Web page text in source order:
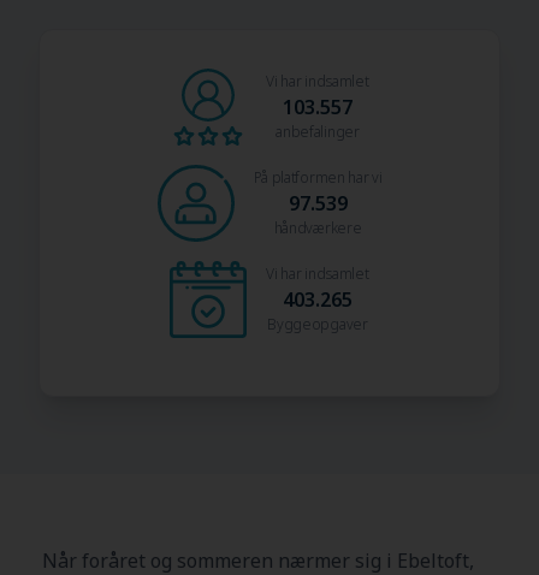
Vi har indsamlet
103.557
anbefalinger
På platformen har vi
97.539
håndværkere
Vi har indsamlet
403.265
Byggeopgaver
Når foråret og sommeren nærmer sig i Ebeltoft,